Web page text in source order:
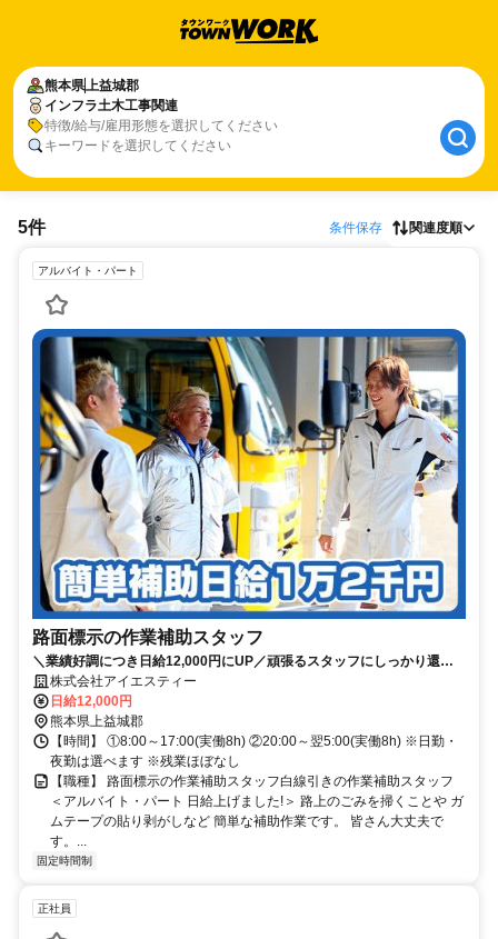
熊本県上益城郡
インフラ土木工事関連
特徴/給与/雇用形態を選択してください
キーワードを選択してください
5件 条件保存 関連度順
アルバイト・パート
路面標示の作業補助スタッフ
＼業績好調につき日給12,000円にUP／頑張るスタッフにしっかり還
元！株式会社アイエスティー
日給12,000円
熊本県上益城郡
【時間】 ①8:00～17:00(実働8h) ②20:00～翌5:00(実働8h) ※日勤・
夜勤は選べます ※残業ほぼなし
【職種】 路面標示の作業補助スタッフ白線引きの作業補助スタッフ
＜アルバイト・パート 日給上げました!＞ 路上のごみを掃くことや ガ
ムテープの貼り剥がしなど 簡単な補助作業です。 皆さん大丈夫で
す。...
固定時間制
正社員